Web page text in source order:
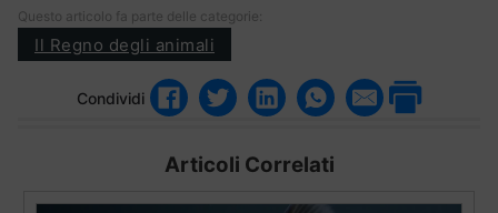
Questo articolo fa parte delle categorie:
Il Regno degli animali
Condividi
Articoli Correlati